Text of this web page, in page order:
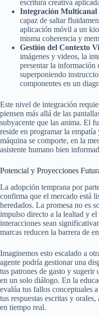
escritura creativa
Integración Multicanal
capaz de saltar
aplicación móvil a un
misma coherencia y
Gestión del Contexto
imágenes y videos, la
presentar la información
superponiendo
componentes en un
Este nivel de integración
piensen más allá de las
subyacente que las anima. El
reside en programar la
máquina se comporte, en la
asistente humano bien
Potencial y Proyecciones
La adopción temprana por
confirma que el mercado está
heredados. La promesa no es
impulso directo a la lealtad y
interacciones sean
marcas reducen la barrera de
Imaginemos esto escalado a
agente podría gestionar una
tus patrones de gasto y
en un solo diálogo. En la
evalúa tus fallos conceptuales
tus respuestas escritas y
en tiempo real.